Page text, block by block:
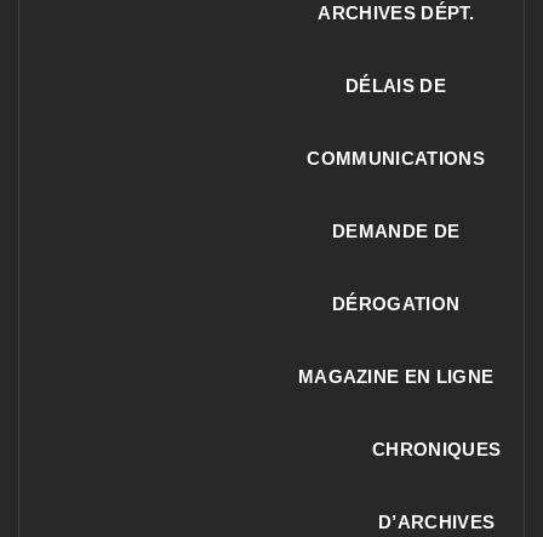
ARCHIVES DÉPT.
DÉLAIS DE
COMMUNICATIONS
DEMANDE DE
DÉROGATION
MAGAZINE EN LIGNE
CHRONIQUES
D’ARCHIVES